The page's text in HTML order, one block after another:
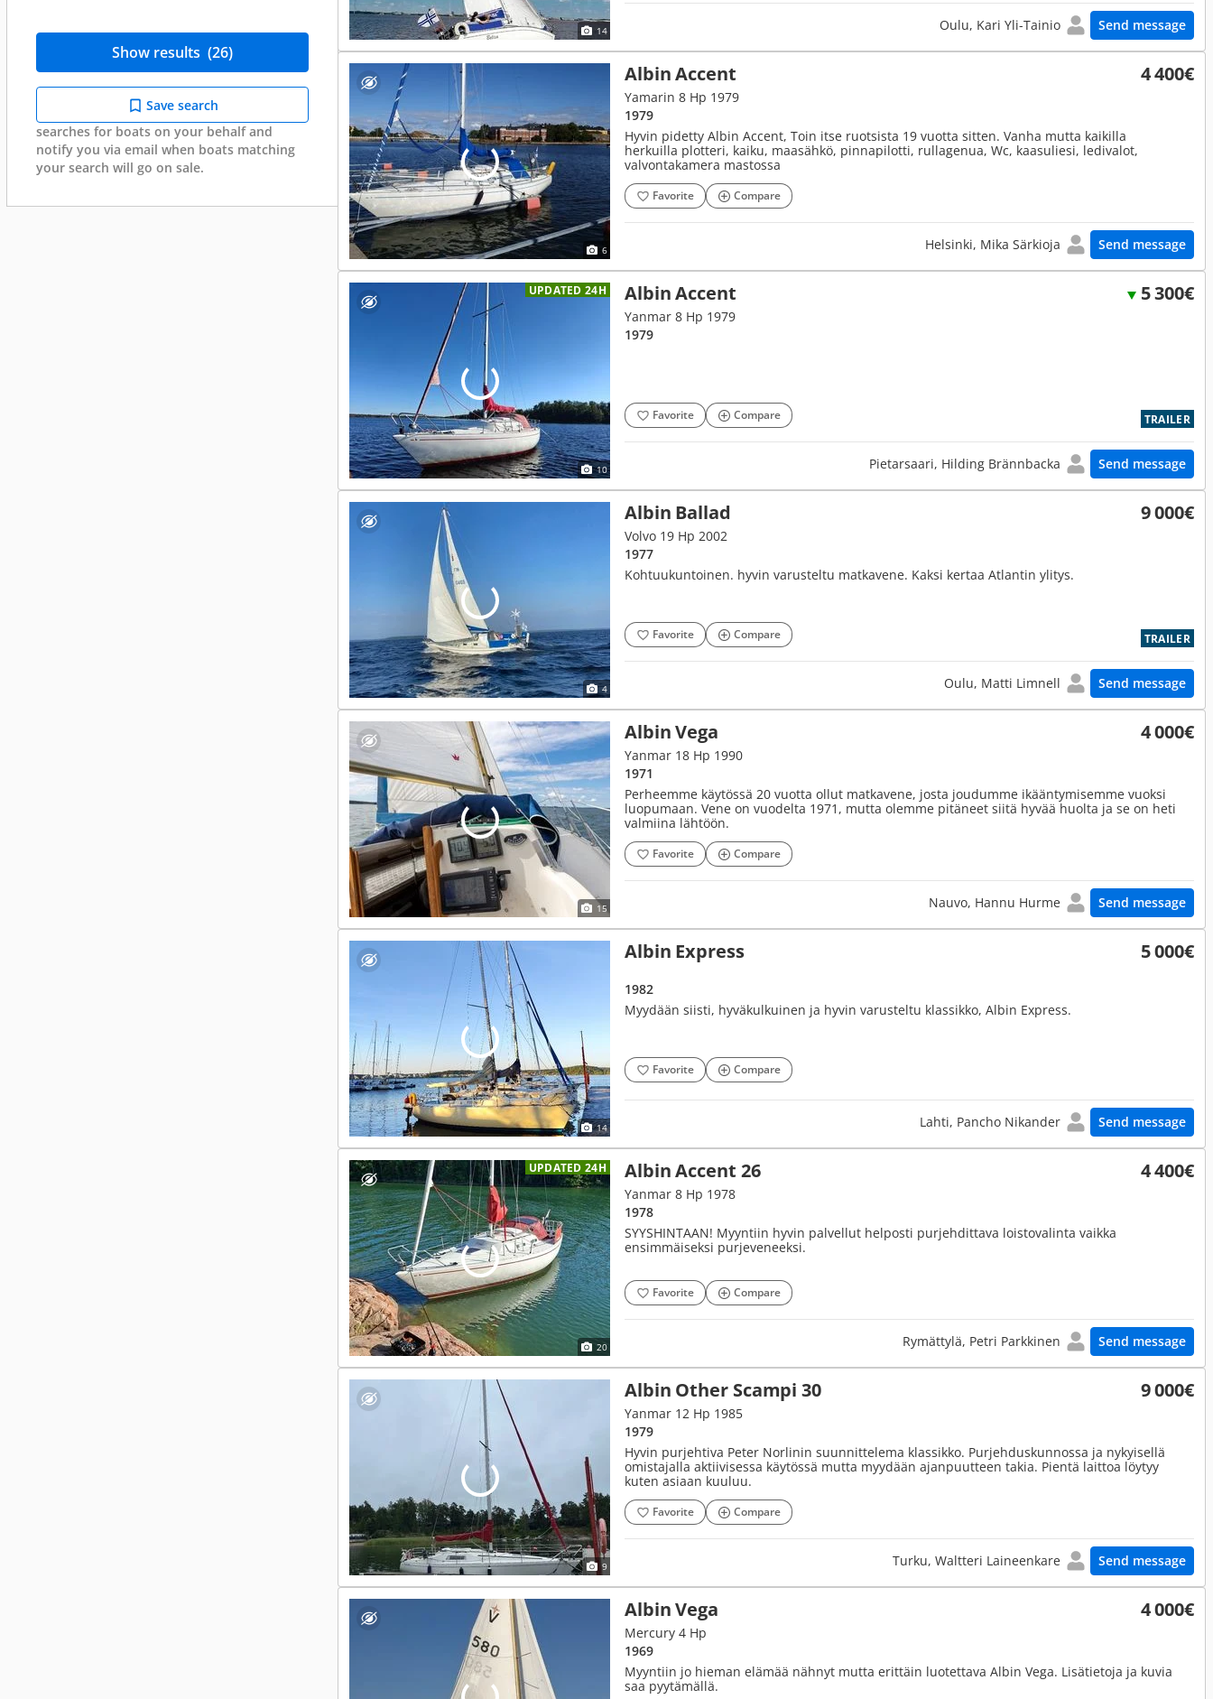
Show results (26)
Save search
searches for boats on your behalf and
notify you via email when boats matching
your search will go on sale.
14 Oulu, Kari Yli-Tainio Send message
6
Albin Accent 4 400€
Yamarin 8 Hp 1979
1979
Hyvin pidetty Albin Accent, Toin itse ruotsista 19 vuotta sitten. Vanha mutta kaikilla
herkuilla plotteri, kaiku, maasähkö, pinnapilotti, rullagenua, Wc, kaasuliesi, ledivalot,
valvontakamera mastossa
Favorite Compare
Helsinki, Mika Särkioja Send message
UPDATED 24H
10
Albin Accent 5 300€
TRAILER
Yanmar 8 Hp 1979
1979
Favorite Compare
Pietarsaari, Hilding Brännbacka Send message
4
Albin Ballad 9 000€
TRAILER
Volvo 19 Hp 2002
1977
Kohtuukuntoinen. hyvin varusteltu matkavene. Kaksi kertaa Atlantin ylitys.
Favorite Compare
Oulu, Matti Limnell Send message
15
Albin Vega 4 000€
Yanmar 18 Hp 1990
1971
Perheemme käytössä 20 vuotta ollut matkavene, josta joudumme ikääntymisemme vuoksi
luopumaan. Vene on vuodelta 1971, mutta olemme pitäneet siitä hyvää huolta ja se on heti
valmiina lähtöön.
Favorite Compare
Nauvo, Hannu Hurme Send message
14
Albin Express 5 000€
1982
Myydään siisti, hyväkulkuinen ja hyvin varusteltu klassikko, Albin Express.
Favorite Compare
Lahti, Pancho Nikander Send message
UPDATED 24H
20
Albin Accent 26 4 400€
Yanmar 8 Hp 1978
1978
SYYSHINTAAN! Myyntiin hyvin palvellut helposti purjehdittava loistovalinta vaikka
ensimmäiseksi purjeveneeksi.
Favorite Compare
Rymättylä, Petri Parkkinen Send message
9
Albin Other Scampi 30 9 000€
Yanmar 12 Hp 1985
1979
Hyvin purjehtiva Peter Norlinin suunnittelema klassikko. Purjehduskunnossa ja nykyisellä
omistajalla aktiivisessa käytössä mutta myydään ajanpuutteen takia. Pientä laittoa löytyy
kuten asiaan kuuluu.
Favorite Compare
Turku, Waltteri Laineenkare Send message
Albin Vega 4 000€
Mercury 4 Hp
1969
Myyntiin jo hieman elämää nähnyt mutta erittäin luotettava Albin Vega. Lisätietoja ja kuvia
saa pyytämällä.